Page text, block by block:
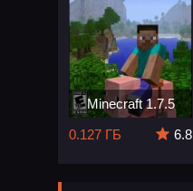
Minecraft 1.7.5
0.127 ГБ
6.8